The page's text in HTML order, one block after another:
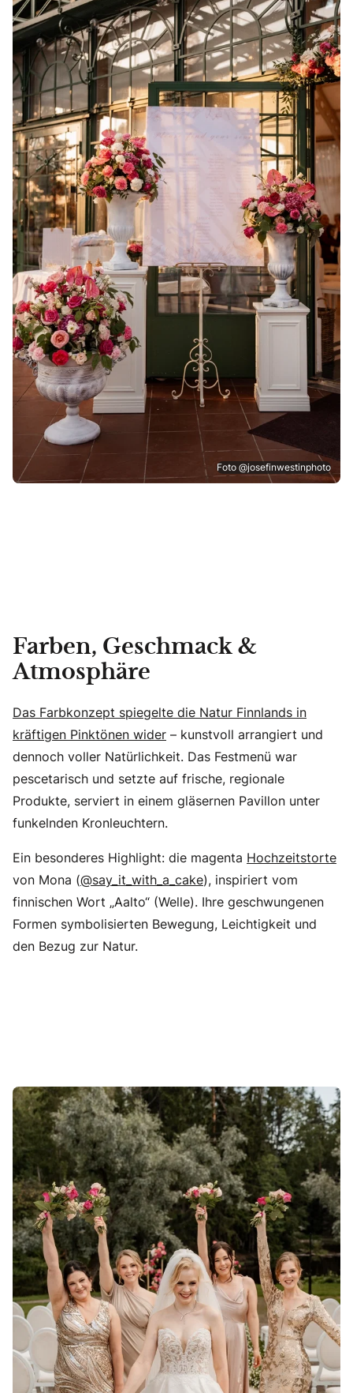
Foto @josefinwestinphoto
Farben, Geschmack &
Atmosphäre
Das Farbkonzept spiegelte die Natur Finnlands in
kräftigen Pinktönen wider – kunstvoll arrangiert und
dennoch voller Natürlichkeit. Das Festmenü war
pescetarisch und setzte auf frische, regionale
Produkte, serviert in einem gläsernen Pavillon unter
funkelnden Kronleuchtern.
Ein besonderes Highlight: die magenta Hochzeitstorte
von Mona (@say_it_with_a_cake), inspiriert vom
finnischen Wort „Aalto“ (Welle). Ihre geschwungenen
Formen symbolisierten Bewegung, Leichtigkeit und
den Bezug zur Natur.